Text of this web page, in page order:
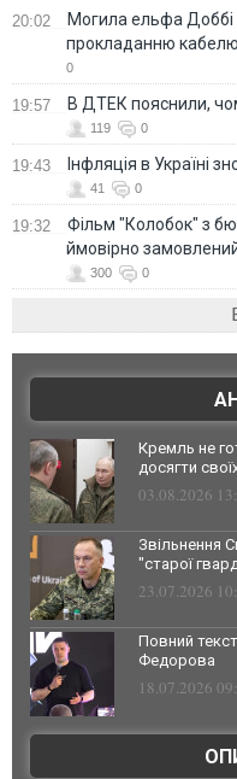
20:02
Могила ельфа Доббі
прокладанню кабелю
0
19:57 В ДТЕК пояснили,
119 0
19:43 Інфляція в Україні
41 0
19:32
Фільм "Колобок" з
ймовірно
300 0
Кремль не
досягти
03.08.2026
Звільнення
"старої
23.07.2026
Повний
Федорова
18.07.2026